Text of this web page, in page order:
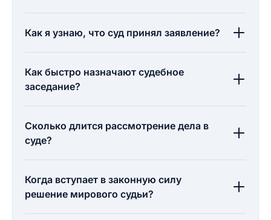
Как я узнаю, что суд принял заявление?
Как быстро назначают судебное
заседание?
Сколько длится рассмотрение дела в
суде?
Когда вступает в законную силу
решение мирового судьи?